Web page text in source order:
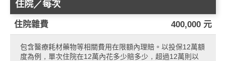
住院／每次
住院雜費 400,000 元
包含醫療耗材藥物等相關費用在限額內理賠。以投保12萬額
度為例，單次住院在12萬內花多少賠多少，超過12萬則以